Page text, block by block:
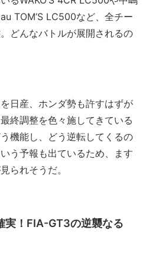
TOM’S LC500など、全チー
どんなバトルが展開されるの
日産、ホンダ勢も許すはずが
終調整を色々施してきている
機能し、どう逆転してくるの
う予報も出ているため、ます
られそうだ。
実！FIA-GT3の逆襲なる